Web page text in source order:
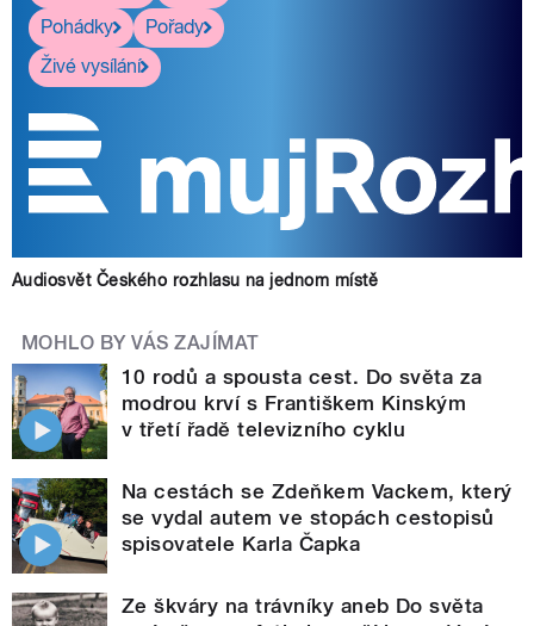
Pohádky
Pořady
Živé vysílání
Audiosvět Českého rozhlasu na jednom místě
MOHLO BY VÁS ZAJÍMAT
10 rodů a spousta cest. Do světa za
modrou krví s Františkem Kinským
v třetí řadě televizního cyklu
Na cestách se Zdeňkem Vackem, který
se vydal autem ve stopách cestopisů
spisovatele Karla Čapka
Ze škváry na trávníky aneb Do světa